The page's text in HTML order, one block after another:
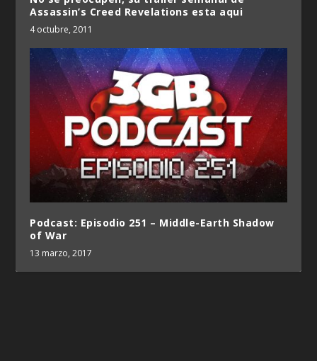
Assassin’s Creed Revelations esta aqui
4 octubre, 2011
Podcast: Episodio 251 – Middle-Earth Shadow
of War
13 marzo, 2017